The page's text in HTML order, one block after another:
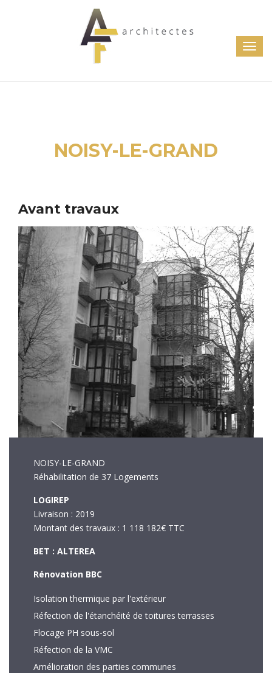
NOISY-LE-GRAND
Avant travaux
NOISY-LE-GRAND
Réhabilitation de 37 Logements
LOGIREP
Livraison : 2019
Montant des travaux : 1 118 182€ TTC
BET : ALTEREA
Rénovation BBC
Isolation thermique par l'extérieur
Réfection de l'étanchéité de toitures terrasses
Flocage PH sous-sol
Réfection de la VMC
Amélioration des parties communes